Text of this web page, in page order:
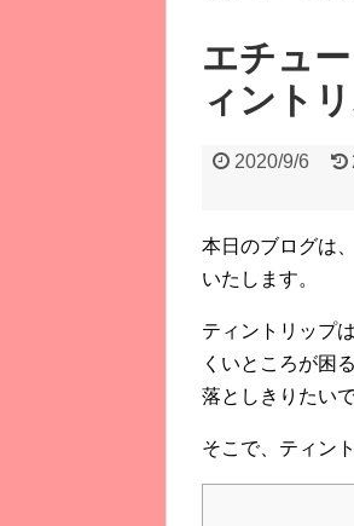
エチュ
ィント
2020/9/6
本日のブログは、
いたします。
ティントリップ
くいところが困
落としきりたい
そこで、ティン